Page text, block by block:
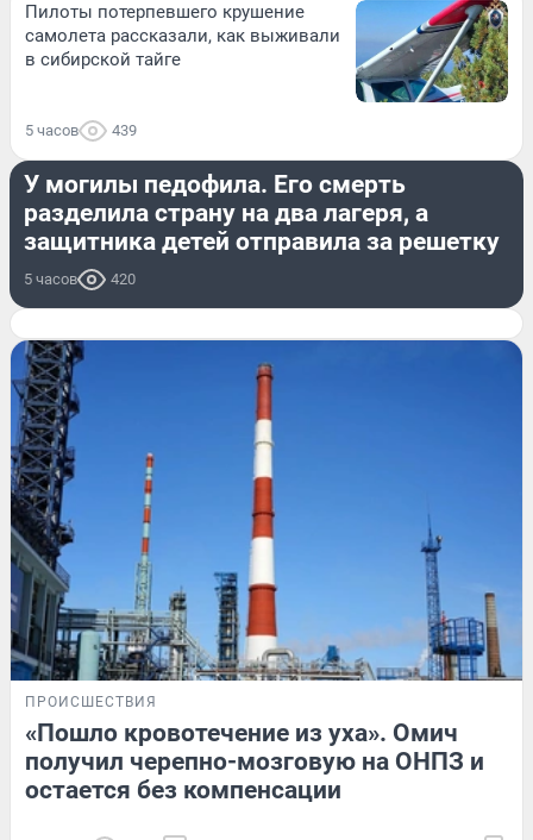
Пилоты потерпевшего крушение
самолета рассказали, как выживали
в сибирской тайге
5 часов 439
КРИМИНАЛ
У могилы педофила. Его смерть
разделила страну на два лагеря, а
защитника детей отправила за решетку
5 часов 420
ПРОИСШЕСТВИЯ
«Пошло кровотечение из уха». Омич
получил черепно-мозговую на ОНПЗ и
остается без компенсации